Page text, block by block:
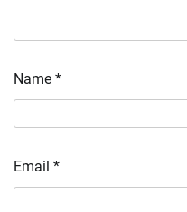
Name *
Email *